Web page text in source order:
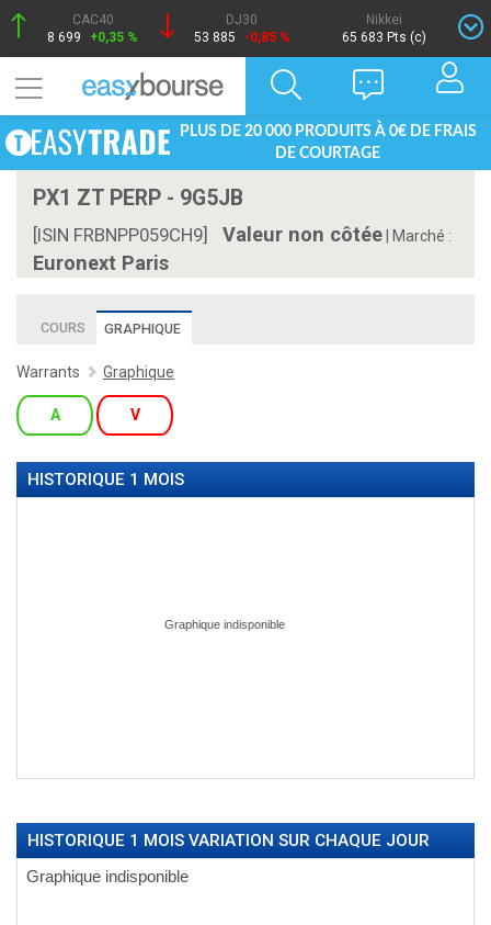
CAC40
8 699
+0,35 %
DJ30
53 885
-0,85 %
Nikkei
65 683 Pts (c)
PLUS DE 20 000 PRODUITS À 0€ DE FRAIS
DE COURTAGE
PX1 ZT PERP - 9G5JB
[ISIN FRBNPP059CH9] Valeur non côtée Marché :
Euronext Paris
COURS GRAPHIQUE
Warrants Graphique
A V
HISTORIQUE 1 MOIS
HISTORIQUE 1 MOIS VARIATION SUR CHAQUE JOUR